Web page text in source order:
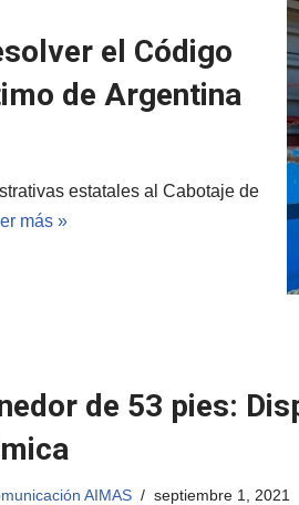
el Código
de Argentina
estatales al Cabotaje de
más »
de 53 pies:
AIMAS septiembre 1, 2021